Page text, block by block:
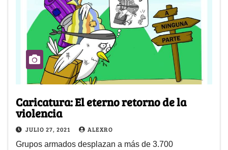
Caricatura: El eterno retorno de la
violencia
JULIO 27, 2021 ALEXRO
Grupos armados desplazan a más de 3.700